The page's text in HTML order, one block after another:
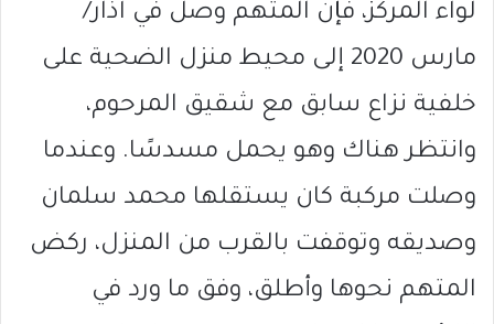
لواء المركز، فإن المتهم وصل في آذار/
مارس 2020 إلى محيط منزل الضحية على
خلفية نزاع سابق مع شقيق المرحوم،
وانتظر هناك وهو يحمل مسدسًا. وعندما
وصلت مركبة كان يستقلها محمد سلمان
وصديقه وتوقفت بالقرب من المنزل، ركض
المتهم نحوها وأطلق، وفق ما ورد في